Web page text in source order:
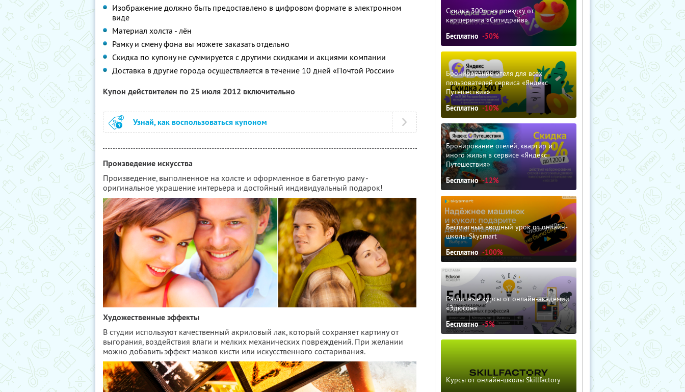
Изображение должно быть предоставлено в цифровом формате в электронном
виде
Материал холста - лён
Рамку и смену фона вы можете заказать отдельно
Скидка по купону не суммируется с другими скидками и акциями компании
Доставка в другие города осуществляется в течение 10 дней «Почтой России»
Купон действителен по 25 июля 2012 включительно
Узнай, как воспользоваться купоном
Произведение искусства
Произведение, выполненное на холсте и оформленное в багетную раму -
оригинальное украшение интерьера и достойный индивидуальный подарок!
Художественные эффекты
В студии используют качественный акриловый лак, который сохраняет картину от
выгорания, воздействия влаги и мелких механических повреждений. При желании
можно добавить эффект мазков кисти или искусственного состаривания.
Скидка 300р. на поездку от
каршеринга «Ситидрайв»
Бесплатно -50%
Бронирование отеля для всех
пользователей сервиса «Яндекс
Путешествия»
Бесплатно -10%
Бронирование отелей, квартир и
иного жилья в сервисе «Яндекс
Путешествия»
Бесплатно -12%
Бесплатный вводный урок от онлайн-
школы Skysmart
Бесплатно -100%
Различные курсы от онлайн-академии
«Эдюсон»
Бесплатно -5%
Курсы от онлайн-школы Skillfactory